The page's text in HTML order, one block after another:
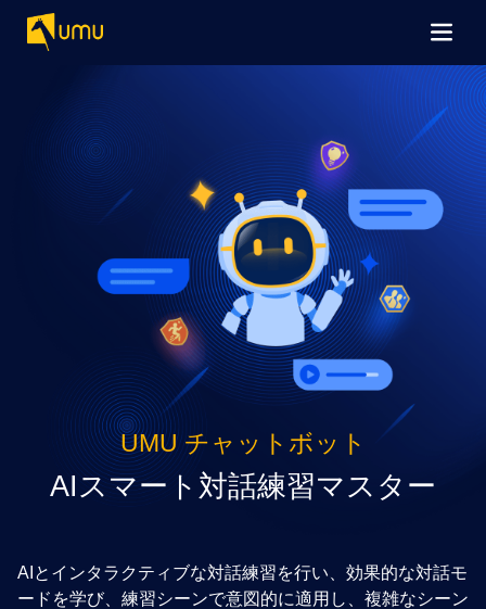
UMU チャットボット
AIスマート対話練習マスター
AIとインタラクティブな対話練習を行い、効果的な対話モ
ードを学び、練習シーンで意図的に適用し、複雑なシーン